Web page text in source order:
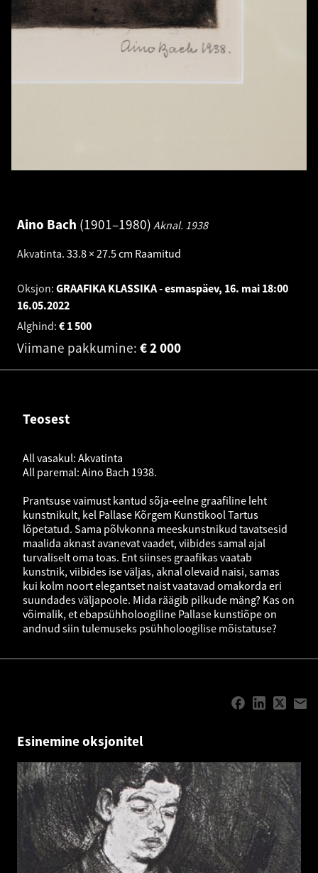
Aino Bach 1901–1980 Aknal. 1938
Akvatinta. 33.8 × 27.5 cm Raamitud
Oksjon: GRAAFIKA KLASSIKA - esmaspäev, 16. mai 18:00
16.05.2022
Alghind:
1 500
€
Viimane pakkumine: 2 000
€
Teosest
All vasakul: Akvatinta
All paremal: Aino Bach 1938.
Prantsuse vaimust kantud sõja-eelne graafiline leht
kunstnikult, kel Pallase Kõrgem Kunstikool Tartus
lõpetatud. Sama põlvkonna meeskunstnikud tavatsesid
maalida aknast avanevat vaadet, viibides samal ajal
turvaliselt oma toas. Ent siinses graafikas vaatab
kunstnik, viibides ise väljas, aknal olevaid naisi, samas
kui kolm noort elegantset naist vaatavad omakorda eri
suundades väljapoole. Mida räägib pilkude mäng? Kas on
võimalik, et ebapsühholoogiline Pallase kunstiõpe on
andnud siin tulemuseks psühholoogilise mõistatuse?
Esinemine oksjonitel